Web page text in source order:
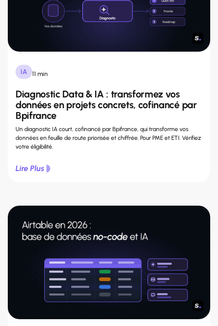
IA 11 min
Diagnostic Data & IA : transformez vos
données en projets concrets, cofinancé par
Bpifrance
Un diagnostic IA court, cofinancé par Bpifrance, qui transforme vos
données en feuille de route priorisée et chiffrée. Pour PME et ETI. Vérifiez
votre éligibilité.
Lire Plus